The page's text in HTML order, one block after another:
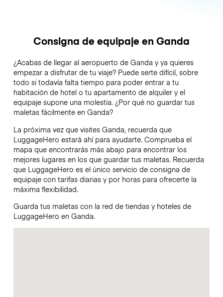
Consigna de equipaje en Ganda
¿Acabas de llegar al aeropuerto de Ganda y ya quieres
empezar a disfrutar de tu viaje? Puede serte difícil, sobre
todo si todavía falta tiempo para poder entrar a tu
habitación de hotel o tu apartamento de alquiler y el
equipaje supone una molestia. ¿Por qué no guardar tus
maletas fácilmente en Ganda?
La próxima vez que visites Ganda, recuerda que
LuggageHero estará ahí para ayudarte. Comprueba el
mapa que encontrarás más abajo para encontrar los
mejores lugares en los que guardar tus maletas. Recuerda
que LuggageHero es el único servicio de consigna de
equipaje con tarifas diarias y por horas para ofrecerte la
máxima flexibilidad.
Guarda tus maletas con la red de tiendas y hoteles de
LuggageHero en Ganda.